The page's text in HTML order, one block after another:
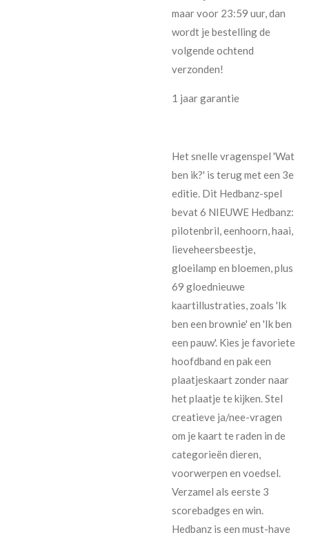
maar voor 23:59 uur, dan
wordt je bestelling de
volgende ochtend
verzonden!
1 jaar garantie
Het snelle vragenspel 'Wat
ben ik?' is terug met een 3e
editie. Dit Hedbanz-spel
bevat 6 NIEUWE Hedbanz:
pilotenbril, eenhoorn, haai,
lieveheersbeestje,
gloeilamp en bloemen, plus
69 gloednieuwe
kaartillustraties, zoals 'Ik
ben een brownie' en 'Ik ben
een pauw'. Kies je favoriete
hoofdband en pak een
plaatjeskaart zonder naar
het plaatje te kijken. Stel
creatieve ja/nee-vragen
om je kaart te raden in de
categorieën dieren,
voorwerpen en voedsel.
Verzamel als eerste 3
scorebadges en win.
Hedbanz is een must-have